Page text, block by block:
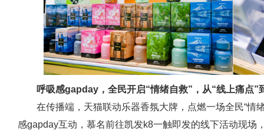
呼吸感gapday，全民开启“情绪自救”，从“线上痛点”
在传播端，天猫联动乐器香氛大牌，点燃一场全民“情
感gapday互动，慕名前往凯发k8一触即发的线下活动现场